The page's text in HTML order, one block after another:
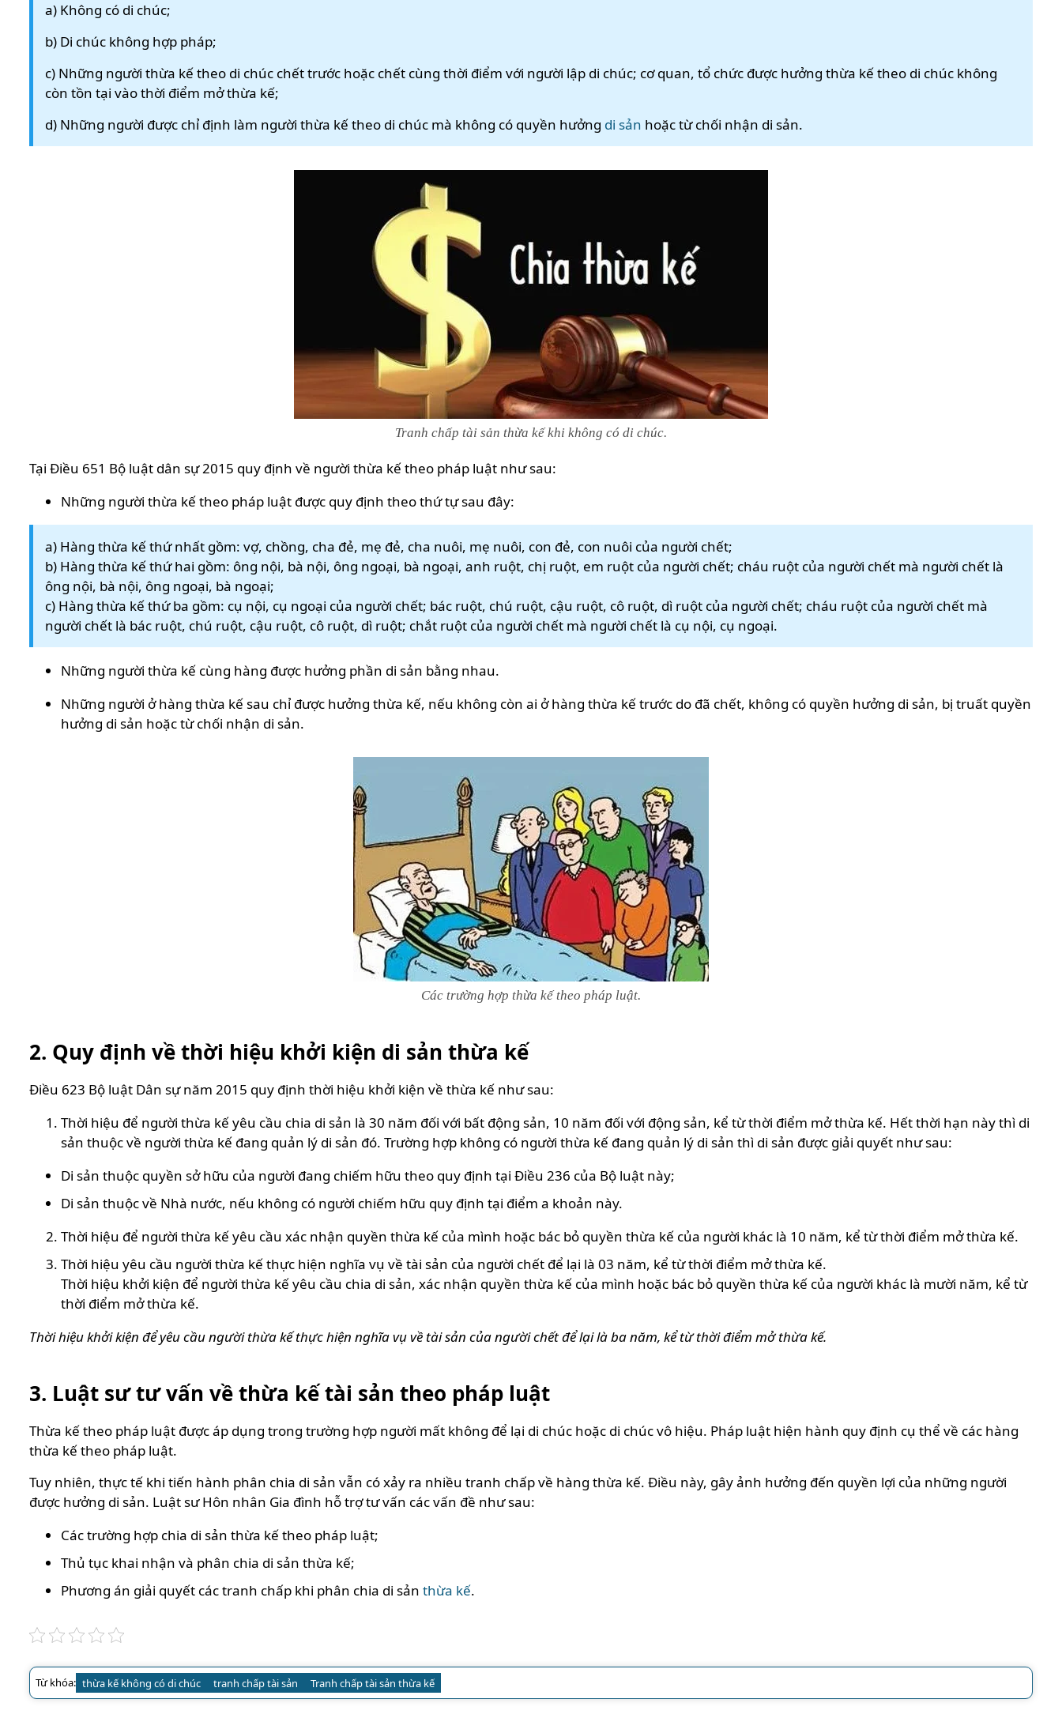
a) Không có di chúc;
b) Di chúc không hợp pháp;
c) Những người thừa kế theo di chúc chết trước hoặc chết cùng thời điểm với người lập di chúc; cơ quan, tổ chức được hưởng thừa kế theo di chúc không
còn tồn tại vào thời điểm mở thừa kế;
d) Những người được chỉ định làm người thừa kế theo di chúc mà không có quyền hưởng di sản hoặc từ chối nhận di sản.
Tranh chấp tài sản thừa kế khi không có di chúc.
Tại Điều 651 Bộ luật dân sự 2015 quy định về người thừa kế theo pháp luật như sau:
Những người thừa kế theo pháp luật được quy định theo thứ tự sau đây:
a) Hàng thừa kế thứ nhất gồm: vợ, chồng, cha đẻ, mẹ đẻ, cha nuôi, mẹ nuôi, con đẻ, con nuôi của người chết;
b) Hàng thừa kế thứ hai gồm: ông nội, bà nội, ông ngoại, bà ngoại, anh ruột, chị ruột, em ruột của người chết; cháu ruột của người chết mà người chết là
ông nội, bà nội, ông ngoại, bà ngoại;
c) Hàng thừa kế thứ ba gồm: cụ nội, cụ ngoại của người chết; bác ruột, chú ruột, cậu ruột, cô ruột, dì ruột của người chết; cháu ruột của người chết mà
người chết là bác ruột, chú ruột, cậu ruột, cô ruột, dì ruột; chắt ruột của người chết mà người chết là cụ nội, cụ ngoại.
Những người thừa kế cùng hàng được hưởng phần di sản bằng nhau.
Những người ở hàng thừa kế sau chỉ được hưởng thừa kế, nếu không còn ai ở hàng thừa kế trước do đã chết, không có quyền hưởng di sản, bị truất quyền
hưởng di sản hoặc từ chối nhận di sản.
Các trường hợp thừa kế theo pháp luật.
2. Quy định về thời hiệu khởi kiện di sản thừa kế
Điều 623 Bộ luật Dân sự năm 2015 quy định thời hiệu khởi kiện về thừa kế như sau:
Thời hiệu để người thừa kế yêu cầu chia di sản là 30 năm đối với bất động sản, 10 năm đối với động sản, kể từ thời điểm mở thừa kế. Hết thời hạn này thì di
sản thuộc về người thừa kế đang quản lý di sản đó. Trường hợp không có người thừa kế đang quản lý di sản thì di sản được giải quyết như sau:
Di sản thuộc quyền sở hữu của người đang chiếm hữu theo quy định tại Điều 236 của Bộ luật này;
Di sản thuộc về Nhà nước, nếu không có người chiếm hữu quy định tại điểm a khoản này.
Thời hiệu để người thừa kế yêu cầu xác nhận quyền thừa kế của mình hoặc bác bỏ quyền thừa kế của người khác là 10 năm, kể từ thời điểm mở thừa kế.
Thời hiệu yêu cầu người thừa kế thực hiện nghĩa vụ về tài sản của người chết để lại là 03 năm, kể từ thời điểm mở thừa kế.
Thời hiệu khởi kiện để người thừa kế yêu cầu chia di sản, xác nhận quyền thừa kế của mình hoặc bác bỏ quyền thừa kế của người khác là mười năm, kể từ
thời điểm mở thừa kế.
Thời hiệu khởi kiện để yêu cầu người thừa kế thực hiện nghĩa vụ về tài sản của người chết để lại là ba năm, kể từ thời điểm mở thừa kế.
3. Luật sư tư vấn về thừa kế tài sản theo pháp luật
Thừa kế theo pháp luật được áp dụng trong trường hợp người mất không để lại di chúc hoặc di chúc vô hiệu. Pháp luật hiện hành quy định cụ thể về các hàng
thừa kế theo pháp luật.
Tuy nhiên, thực tế khi tiến hành phân chia di sản vẫn có xảy ra nhiều tranh chấp về hàng thừa kế. Điều này, gây ảnh hưởng đến quyền lợi của những người
được hưởng di sản. Luật sư Hôn nhân Gia đình hỗ trợ tư vấn các vấn đề như sau:
Các trường hợp chia di sản thừa kế theo pháp luật;
Thủ tục khai nhận và phân chia di sản thừa kế;
Phương án giải quyết các tranh chấp khi phân chia di sản thừa kế.
Từ khóa: thừa kế không có di chúc tranh chấp tài sản Tranh chấp tài sản thừa kế